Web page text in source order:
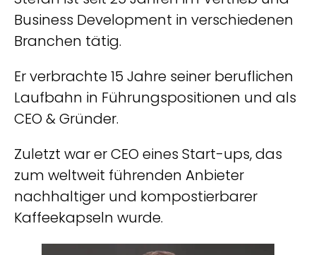
Business Development in verschiedenen
Branchen tätig.
Er verbrachte 15 Jahre seiner beruflichen
Laufbahn in Führungspositionen und als
CEO & Gründer.
Zuletzt war er CEO eines Start-ups, das
zum weltweit führenden Anbieter
nachhaltiger und kompostierbarer
Kaffeekapseln wurde.